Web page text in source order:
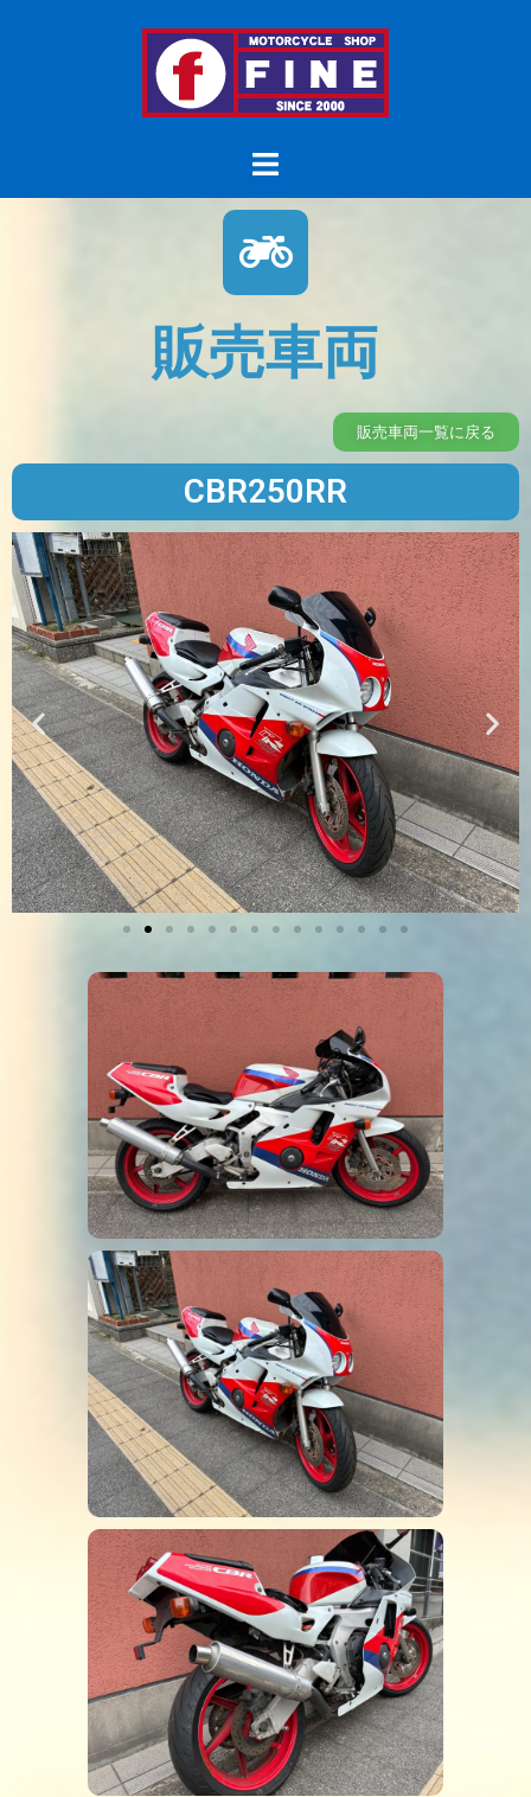
販売車両
販売車両一覧に戻る
CBR250RR